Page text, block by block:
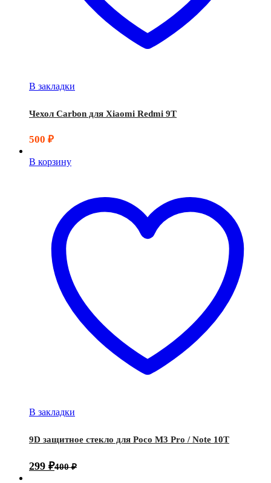
В закладки
Чехол Carbon для Xiaomi Redmi 9T
500 ₽
В корзину
В закладки
9D защитное стекло для Poco M3 Pro / Note 10T
299 ₽400₽